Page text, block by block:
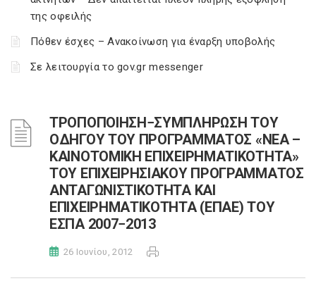
της οφειλής
Πόθεν έσχες – Ανακοίνωση για έναρξη υποβολής
Σε λειτουργία το gov.gr messenger
ΤΡΟΠΟΠΟΙΗΣΗ−ΣΥΜΠΛΗΡΩΣΗ ΤΟΥ
ΟΔΗΓΟΥ ΤΟΥ ΠΡΟΓΡΑΜΜΑΤΟΣ «ΝΕΑ –
ΚΑΙΝΟΤΟΜΙΚΗ ΕΠΙΧΕΙΡΗΜΑΤΙΚΟΤΗΤΑ»
ΤΟΥ ΕΠΙΧΕΙΡΗΣΙΑΚΟΥ ΠΡΟΓΡΑΜΜΑΤΟΣ
ΑΝΤΑΓΩΝΙΣΤΙΚΟΤΗΤΑ ΚΑΙ
ΕΠΙΧΕΙΡΗΜΑΤΙΚΟΤΗΤΑ (ΕΠΑΕ) ΤΟΥ
ΕΣΠΑ 2007−2013
26 Ιουνίου, 2012